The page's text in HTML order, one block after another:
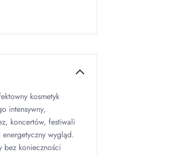
kosmetyk
intensywny,
koncertów, festiwali
wygląd.
bez konieczności